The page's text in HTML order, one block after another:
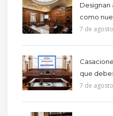
Designan
como
7 de
que debes
7 de